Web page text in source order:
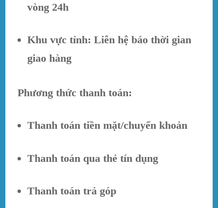
vòng 24h
Khu vực tỉnh: Liên hệ báo thời gian
giao hàng
Phương thức thanh toán:
Thanh toán tiền mặt/chuyển khoản
Thanh toán qua thẻ tín dụng
Thanh toán trả góp